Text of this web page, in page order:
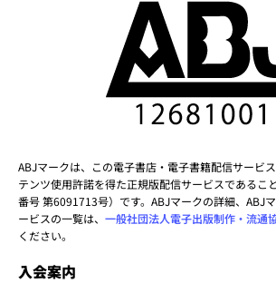
ABJマークは、この電子書店・電子書籍配信サービ
テンツ使用許諾を得た正規版配信サービスであるこ
番号 第6091713号）です。ABJマークの詳細、ABJ
ービスの一覧は、 一般社団法人電子出版制作・流通
ください。
入会案内